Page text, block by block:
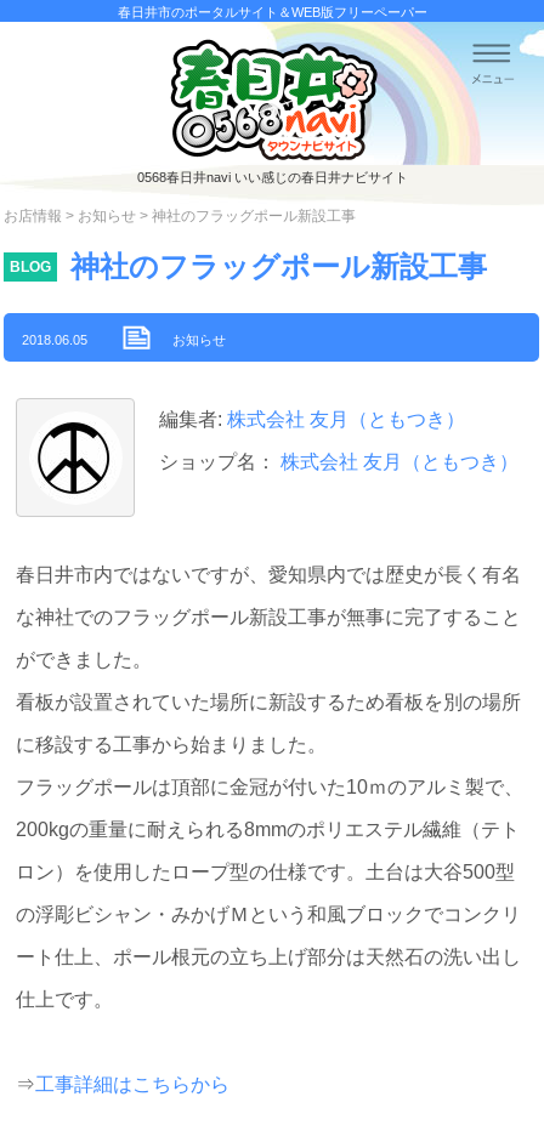
春日井市のポータルサイト＆WEB版フリーペーパー
0568春日井naviいい感じの春日井ナビサイト
お店情報 > お知らせ > 神社のフラッグポール新設工事
神社のフラッグポール新設工事
BLOG
2018.06.05 お知らせ
編集者: 株式会社 友月（ともつき）
ショップ名： 株式会社 友月（ともつき）
春日井市内ではないですが、愛知県内では歴史が長く有名
な神社でのフラッグポール新設工事が無事に完了すること
ができました。
看板が設置されていた場所に新設するため看板を別の場所
に移設する工事から始まりました。
フラッグポールは頂部に金冠が付いた10ｍのアルミ製で、
200kgの重量に耐えられる8mmのポリエステル繊維（テト
ロン）を使用したロープ型の仕様です。土台は大谷500型
の浮彫ビシャン・みかげＭという和風ブロックでコンクリ
ート仕上、ポール根元の立ち上げ部分は天然石の洗い出し
仕上です。
⇒工事詳細はこちらから